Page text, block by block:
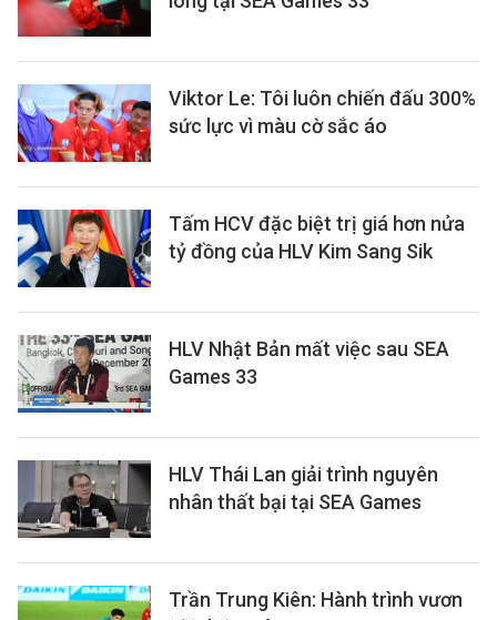
Viktor Le: Tôi luôn chiến đấu 300%
sức lực vì màu cờ sắc áo
Tấm HCV đặc biệt trị giá hơn nửa
tỷ đồng của HLV Kim Sang Sik
HLV Nhật Bản mất việc sau SEA
Games 33
HLV Thái Lan giải trình nguyên
nhân thất bại tại SEA Games
Trần Trung Kiên: Hành trình vươn